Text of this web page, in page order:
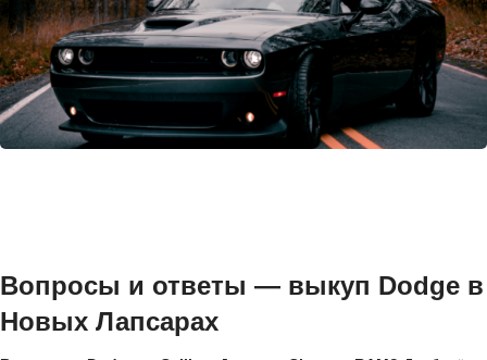
Вопросы и ответы — выкуп Dodge в
Новых Лапсарах